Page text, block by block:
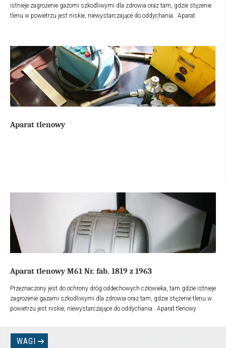
istnieje zagrożenie gazomi szkodliwymi dla zdrowia oraz tam, gdzie stężenie
tlenu w powietrzu jest niskie, niewystarczające do oddychania. Aparat
której dostarczane jest powietrze z butli. Maska, szczelnie przylegała do
twarzy i wykonana była z gumy i innych materiałów, służących do ochrony
dróg oddechowych,oczu i twarzy.
Aparat tlenowy
Aparat tlenowy M61 Nr. fab. 1819 z 1963
Przeznaczony jest do ochrony dróg oddechowych człowieka, tam gdzie istnieje
zagrożenie gazami szkodliwymi dla zdrowia oraz tam, gdzie stężenie tlenu w
powietrzu jest niskie, niewystarczające do oddychania. Aparat tlenowy
powietrza, butli z tlenem i dźwignią zaworu butli oraz maską izolującą do
której dostarczane jest powietrze z butli. Maska, szczelnie przylegała do
WAGI